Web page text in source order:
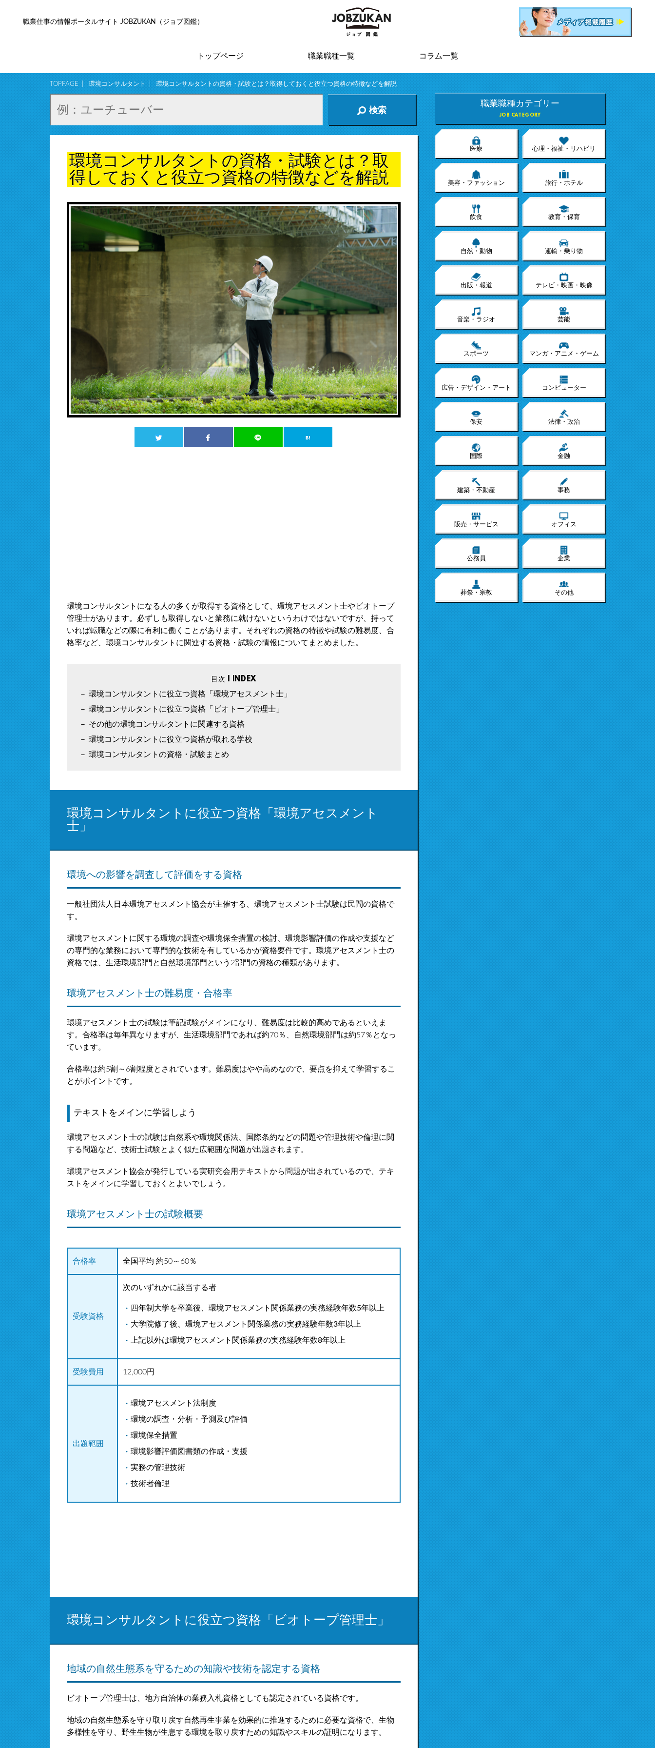
職業仕事の情報ポータルサイト JOBZUKAN（ジョブ図鑑）
トップページ 職業職種一覧 コラム一覧
TOPPAGE 環境コンサルタント 環境コンサルタントの資格・試験とは？取得しておくと役立つ資格の特徴などを解説
検索
環境コンサルタントの資格・試験とは？取
得しておくと役立つ資格の特徴などを解説
環境コンサルタントになる人の多くが取得する資格として、環境アセスメント士やビオトープ
管理士があります。必ずしも取得しないと業務に就けないというわけではないですが、持って
いれば転職などの際に有利に働くことがあります。それぞれの資格の特徴や試験の難易度、合
格率など、環境コンサルタントに関連する資格・試験の情報についてまとめました。
環境コンサルタントに役立つ資格「環境アセスメント士」
環境コンサルタントに役立つ資格「ビオトープ管理士」
その他の環境コンサルタントに関連する資格
環境コンサルタントに役立つ資格が取れる学校
環境コンサルタントの資格・試験まとめ
環境コンサルタントに役立つ資格「環境アセスメント
士」
環境への影響を調査して評価をする資格
一般社団法人日本環境アセスメント協会が主催する、環境アセスメント士試験は民間の資格で
す。
環境アセスメントに関する環境の調査や環境保全措置の検討、環境影響評価の作成や支援など
の専門的な業務において専門的な技術を有しているかが資格要件です。環境アセスメント士の
資格では、生活環境部門と自然環境部門という2部門の資格の種類があります。
環境アセスメント士の難易度・合格率
環境アセスメント士の試験は筆記試験がメインになり、難易度は比較的高めであるといえま
す。合格率は毎年異なりますが、生活環境部門であれば約70％、自然環境部門は約57％となっ
ています。
合格率は約5割～6割程度とされています。難易度はやや高めなので、要点を抑えて学習するこ
とがポイントです。
テキストをメインに学習しよう
環境アセスメント士の試験は自然系や環境関係法、国際条約などの問題や管理技術や倫理に関
する問題など、技術士試験とよく似た広範囲な問題が出題されます。
環境アセスメント協会が発行している実研究会用テキストから問題が出されているので、テキ
ストをメインに学習しておくとよいでしょう。
環境アセスメント士の試験概要
合格率 全国平均 約50～60％
受験資格
次のいずれかに該当する者
四年制大学を卒業後、環境アセスメント関係業務の実務経験年数5年以上
大学院修了後、環境アセスメント関係業務の実務経験年数3年以上
上記以外は環境アセスメント関係業務の実務経験年数8年以上
受験費用 12,000円
出題範囲
環境アセスメント法制度
環境の調査・分析・予測及び評価
環境保全措置
環境影響評価図書類の作成・支援
実務の管理技術
技術者倫理
環境コンサルタントに役立つ資格「ビオトープ管理士」
地域の自然生態系を守るための知識や技術を認定する資格
ビオトープ管理士は、地方自治体の業務入札資格としても認定されている資格です。
地域の自然生態系を守り取り戻す自然再生事業を効果的に推進するために必要な資格で、生物
多様性を守り、野生生物が生息する環境を取り戻すための知識やスキルの証明になります。
職業職種カテゴリー
JOB CATEGORY
医療 心理・福祉・リハビリ
美容・ファッション 旅行・ホテル
飲食 教育・保育
自然・動物 運輸・乗り物
出版・報道 テレビ・映画・映像
音楽・ラジオ 芸能
スポーツ マンガ・アニメ・ゲーム
広告・デザイン・アート コンピューター
保安 法律・政治
国際 金融
建築・不動産 事務
販売・サービス オフィス
公務員 企業
葬祭・宗教 その他